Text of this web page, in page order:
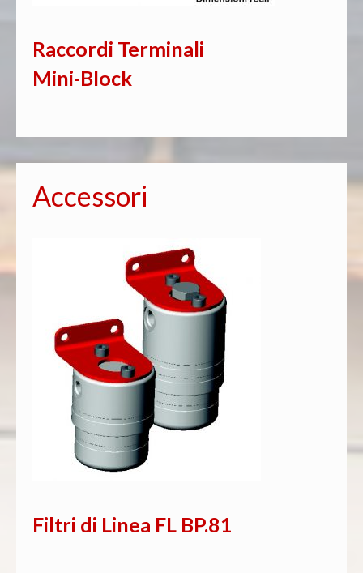
Raccordi Terminali
Mini-Block
Accessori
Filtri di Linea FL BP.81